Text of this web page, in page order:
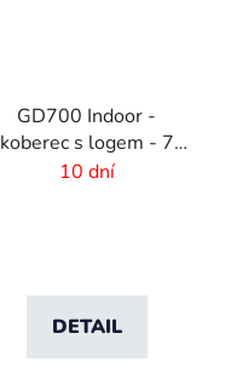
GD700 Indoor -
koberec s logem - 7
mm - 2 m gumový okraj
10 dní
DETAIL